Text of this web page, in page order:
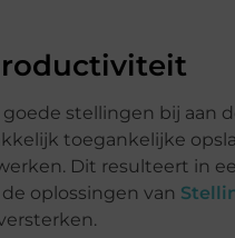
stellingen bij aan
toegankelijke
Dit resulteert in
oplossingen van